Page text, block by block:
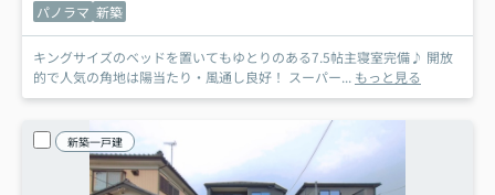
パノラマ 新築
キングサイズのベッドを置いてもゆとりのある7.5帖主寝室完備♪ 開放
的で人気の角地は陽当たり・風通し良好！ スーパー... もっと見る
新築一戸建